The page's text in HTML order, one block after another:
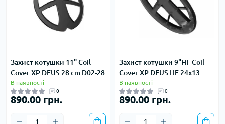
Захист котушки 11" Coil
Cover XP DEUS 28 cm D02-28
В наявності
0
890.00 грн.
Захист котушки 9"HF Coil
Cover XP DEUS HF 24x13
В наявності
0
890.00 грн.